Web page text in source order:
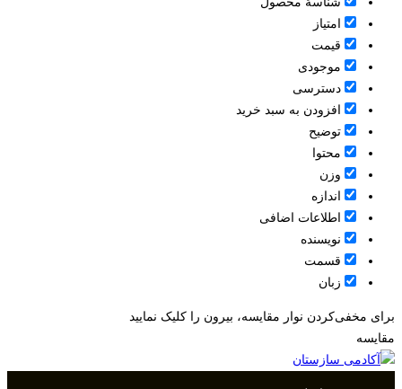
امتیاز
قيمت
موجودی
دسترسی
افزودن به سبد خرید
توضیح
محتوا
وزن
اندازه
اطلاعات اضافی
نویسنده
قسمت
زبان
برای مخفی‌کردن نوار مقایسه، بیرون را کلیک نمایید
مقایسه